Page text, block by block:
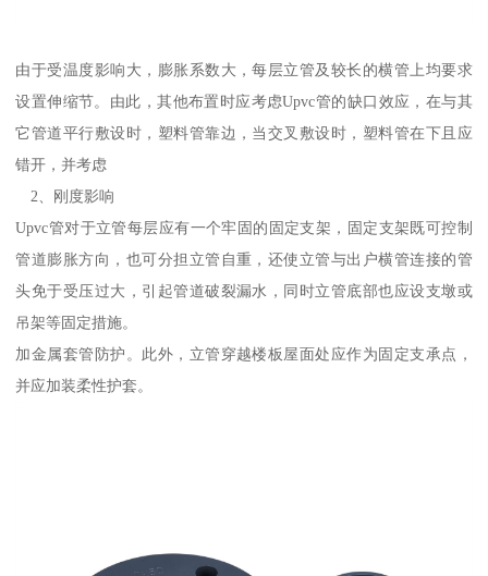
由于受温度影响大，膨胀系数大，每层立管及较长的横管上均要求
设置伸缩节。由此，其他布置时应考虑Upvc管的缺口效应，在与其
它管道平行敷设时，塑料管靠边，当交叉敷设时，塑料管在下且应
错开，并考虑
2、刚度影响
Upvc管对于立管每层应有一个牢固的固定支架，固定支架既可控制
管道膨胀方向，也可分担立管自重，还使立管与出户横管连接的管
头免于受压过大，引起管道破裂漏水，同时立管底部也应设支墩或
吊架等固定措施。
加金属套管防护。此外，立管穿越楼板屋面处应作为固定支承点，
并应加装柔性护套。